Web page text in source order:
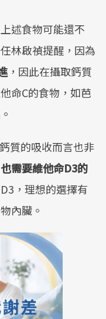
述食物可能還不
林啟禎提醒，因為
，因此在攝取鈣質
命C的食物，如芭
質的吸收而言也非
需要維他命D3的
，理想的選擇有
內臟。